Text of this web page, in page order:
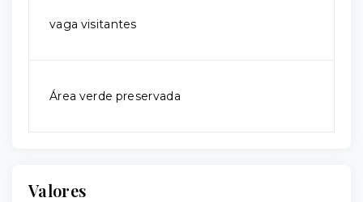
vaga visitantes
Área verde preservada
Valores